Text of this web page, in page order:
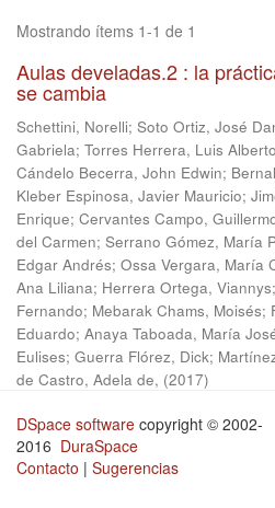
Mostrando ítems 1-1 de 1
Aulas develadas.2 : la
se cambia
Schettini, Norelli; Soto Ortiz, José
Gabriela; Torres Herrera, Luis Alberto
Cándelo Becerra, John Edwin;
Kleber Espinosa, Javier Mauricio;
Enrique; Cervantes Campo,
del Carmen; Serrano Gómez, María
Edgar Andrés; Ossa Vergara, María
Ana Liliana; Herrera Ortega, Viannys;
Fernando; Mebarak Chams, Moisés;
Eduardo; Anaya Taboada, María
Eulises; Guerra Flórez, Dick;
de Castro, Adela de, (2017)
DSpace software copyright © 2002-
2016 DuraSpace
Contacto | Sugerencias